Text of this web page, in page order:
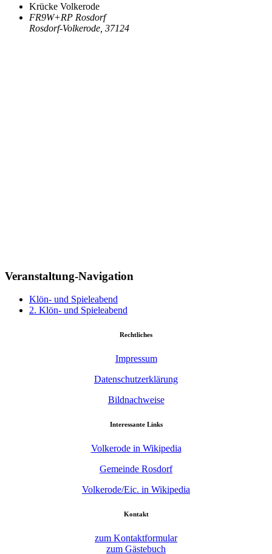
Krücke Volkerode
FR9W+RP Rosdorf
Rosdorf-Volkerode 37124
Veranstaltung-Navigation
Klön- und Spieleabend
2. Klön- und Spieleabend
Rechtliches
Impressum
Datenschutzerklärung
Bildnachweise
Interessante Links
Volkerode in Wikipedia
Gemeinde Rosdorf
Volkerode/Eic. in Wikipedia
Kontakt
zum Kontaktformular
zum Gästebuch